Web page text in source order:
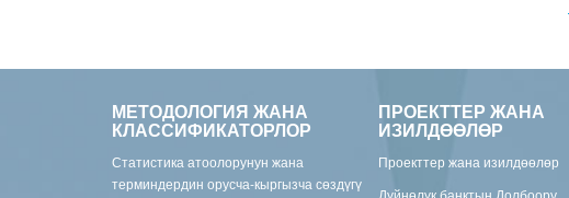
МЕТОДОЛОГИЯ ЖАНА
КЛАССИФИКАТОРЛОР
Статистика атоолорунун жана
терминдердин орусча-кыргызча сөздүгү
ПРОЕКТТЕР ЖАНА
ИЗИЛДӨӨЛӨР
Проекттер жана изилдөөлөр
Дүйнөлүк банктын Долбоору